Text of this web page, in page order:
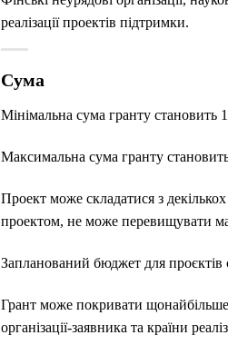
реалізації проектів підтримки.
Сума
Мінімальна сума гранту становить
Максимальна сума гранту
Проект може складатися з
проектом, не може перевищувати
Запланований бюджет для проєктів
Грант може покривати
організації-заявника та країни